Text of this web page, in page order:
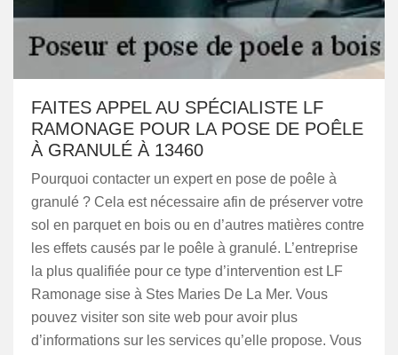
FAITES APPEL AU SPÉCIALISTE LF
RAMONAGE POUR LA POSE DE POÊLE
À GRANULÉ À 13460
Pourquoi contacter un expert en pose de poêle à
granulé ? Cela est nécessaire afin de préserver votre
sol en parquet en bois ou en d’autres matières contre
les effets causés par le poêle à granulé. L’entreprise
la plus qualifiée pour ce type d’intervention est LF
Ramonage sise à Stes Maries De La Mer. Vous
pouvez visiter son site web pour avoir plus
d’informations sur les services qu’elle propose. Vous